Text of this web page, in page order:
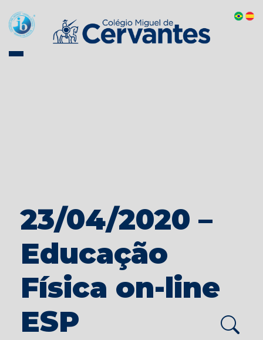
23/04/2020 –
Educação
Física on-line
ESP